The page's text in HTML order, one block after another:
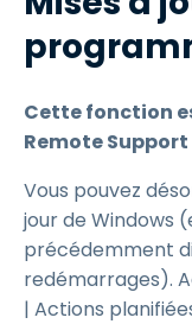
Cette fonction
Remote
Vous pouvez
jour de Windows
précédemment
redémarrages).
| Actions